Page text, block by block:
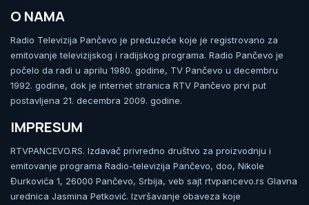
O NAMA
Radio Televizija Pančevo je preduzeće koje je registrovano za
emitovanje televizijskog i radijskog programa. Radio Pančevo je
počelo da radi u aprilu 1980. godine, TV Pančevo u decembru
1992. godine, dok je internet stranica RTV Pančevo prvi put
postavljena 21. decembra 2009. godine.
IMPRESUM
RTVPANCEVO.RS. Izdavač privredno društvo za proizvodnju i
emitovanje programa Radio-televizija Pančevo, doo, Nikole
Đurkovića 1, 26000 Pančevo, Srbija, veb sajt rtvpancevo.rs Glavna
urednica Jasmina Petković. Izvršavanje obaveza koje